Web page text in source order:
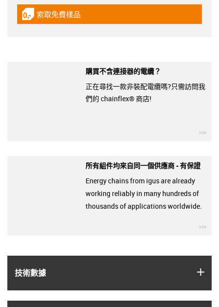
技術數據
igus-icon-gratismuster
索取免費樣品
購買不含連接器的電纜？
正在尋找一款非裝配電纜嗎?只需訪問我
們的 chainflex® 商店!
所有組件均來自同一個供應商 - 有保證
Energy chains from igus are already
working reliably in many hundreds of
thousands of applications worldwide.